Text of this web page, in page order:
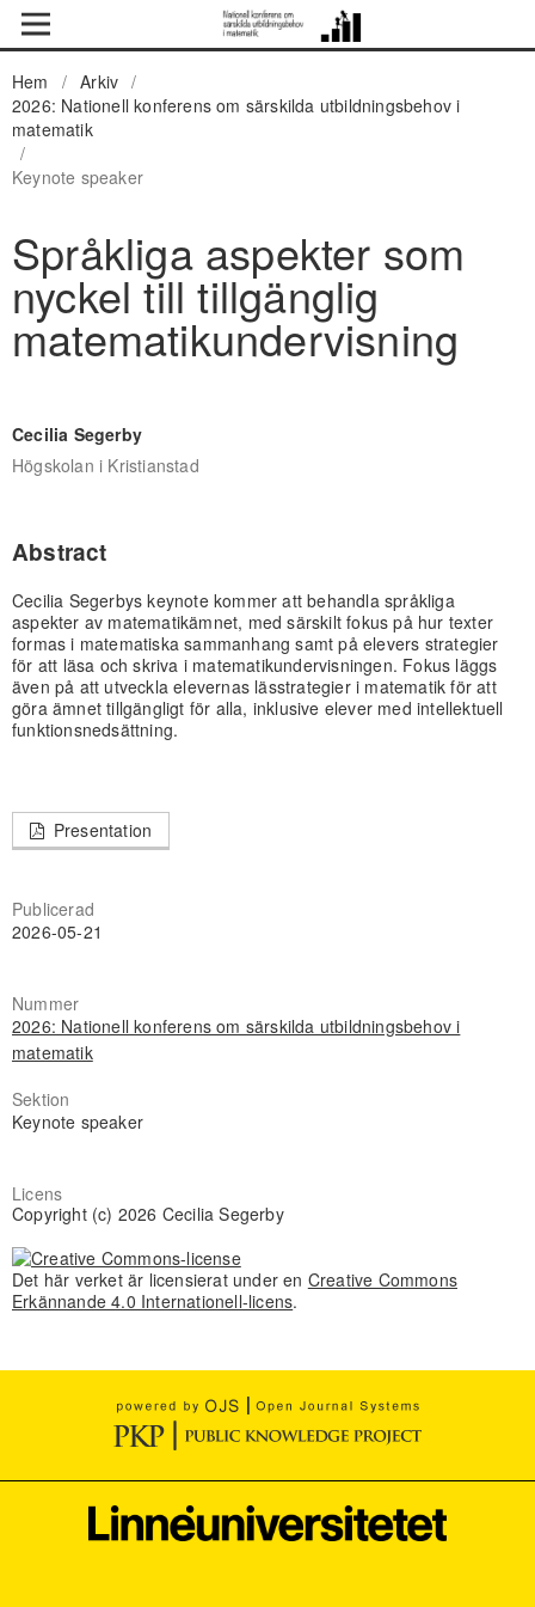
Hem / Arkiv /
2026: Nationell konferens om särskilda utbildningsbehov i
matematik
/
Keynote speaker
Språkliga aspekter som
nyckel till tillgänglig
matematikundervisning
Cecilia Segerby
Högskolan i Kristianstad
Abstract
Cecilia Segerbys keynote kommer att behandla språkliga
aspekter av matematikämnet, med särskilt fokus på hur texter
formas i matematiska sammanhang samt på elevers strategier
för att läsa och skriva i matematikundervisningen. Fokus läggs
även på att utveckla elevernas lässtrategier i matematik för att
göra ämnet tillgängligt för alla, inklusive elever med intellektuell
funktionsnedsättning.
Presentation
Publicerad
2026-05-21
Nummer
2026: Nationell konferens om särskilda utbildningsbehov i
matematik
Sektion
Keynote speaker
Licens
Copyright (c) 2026 Cecilia Segerby
Det här verket är licensierat under en Creative Commons
Erkännande 4.0 Internationell-licens.